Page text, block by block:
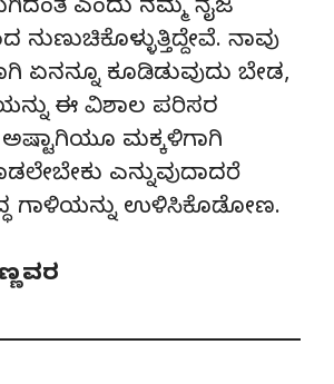
ಎಂದು ನಮ್ಮ ನೈಜ
ನಾವು
ಏನನ್ನೂ ಕೂಡಿಡುವುದು ಬೇಡ,
ಈ ವಿಶಾಲ ಪರಿಸರ
ಅಷ್ಟಾಗಿಯೂ ಮಕ್ಕಳಿಗಾಗಿ
ಎನ್ನುವುದಾದರೆ
ಗಾಳಿಯನ್ನು ಉಳಿಸಿಕೊಡೋಣ.